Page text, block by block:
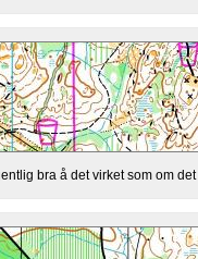
bra å det virket som om